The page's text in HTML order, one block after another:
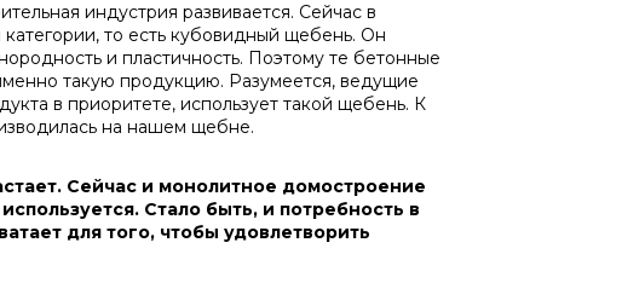
индустрия развивается. Сейчас в
то есть кубовидный щебень. Он
и пластичность. Поэтому те бетонные
такую продукцию. Разумеется, ведущие
в приоритете, использует такой щебень. К
на нашем щебне.
Сейчас и монолитное домостроение
Стало быть, и потребность в
для того, чтобы удовлетворить